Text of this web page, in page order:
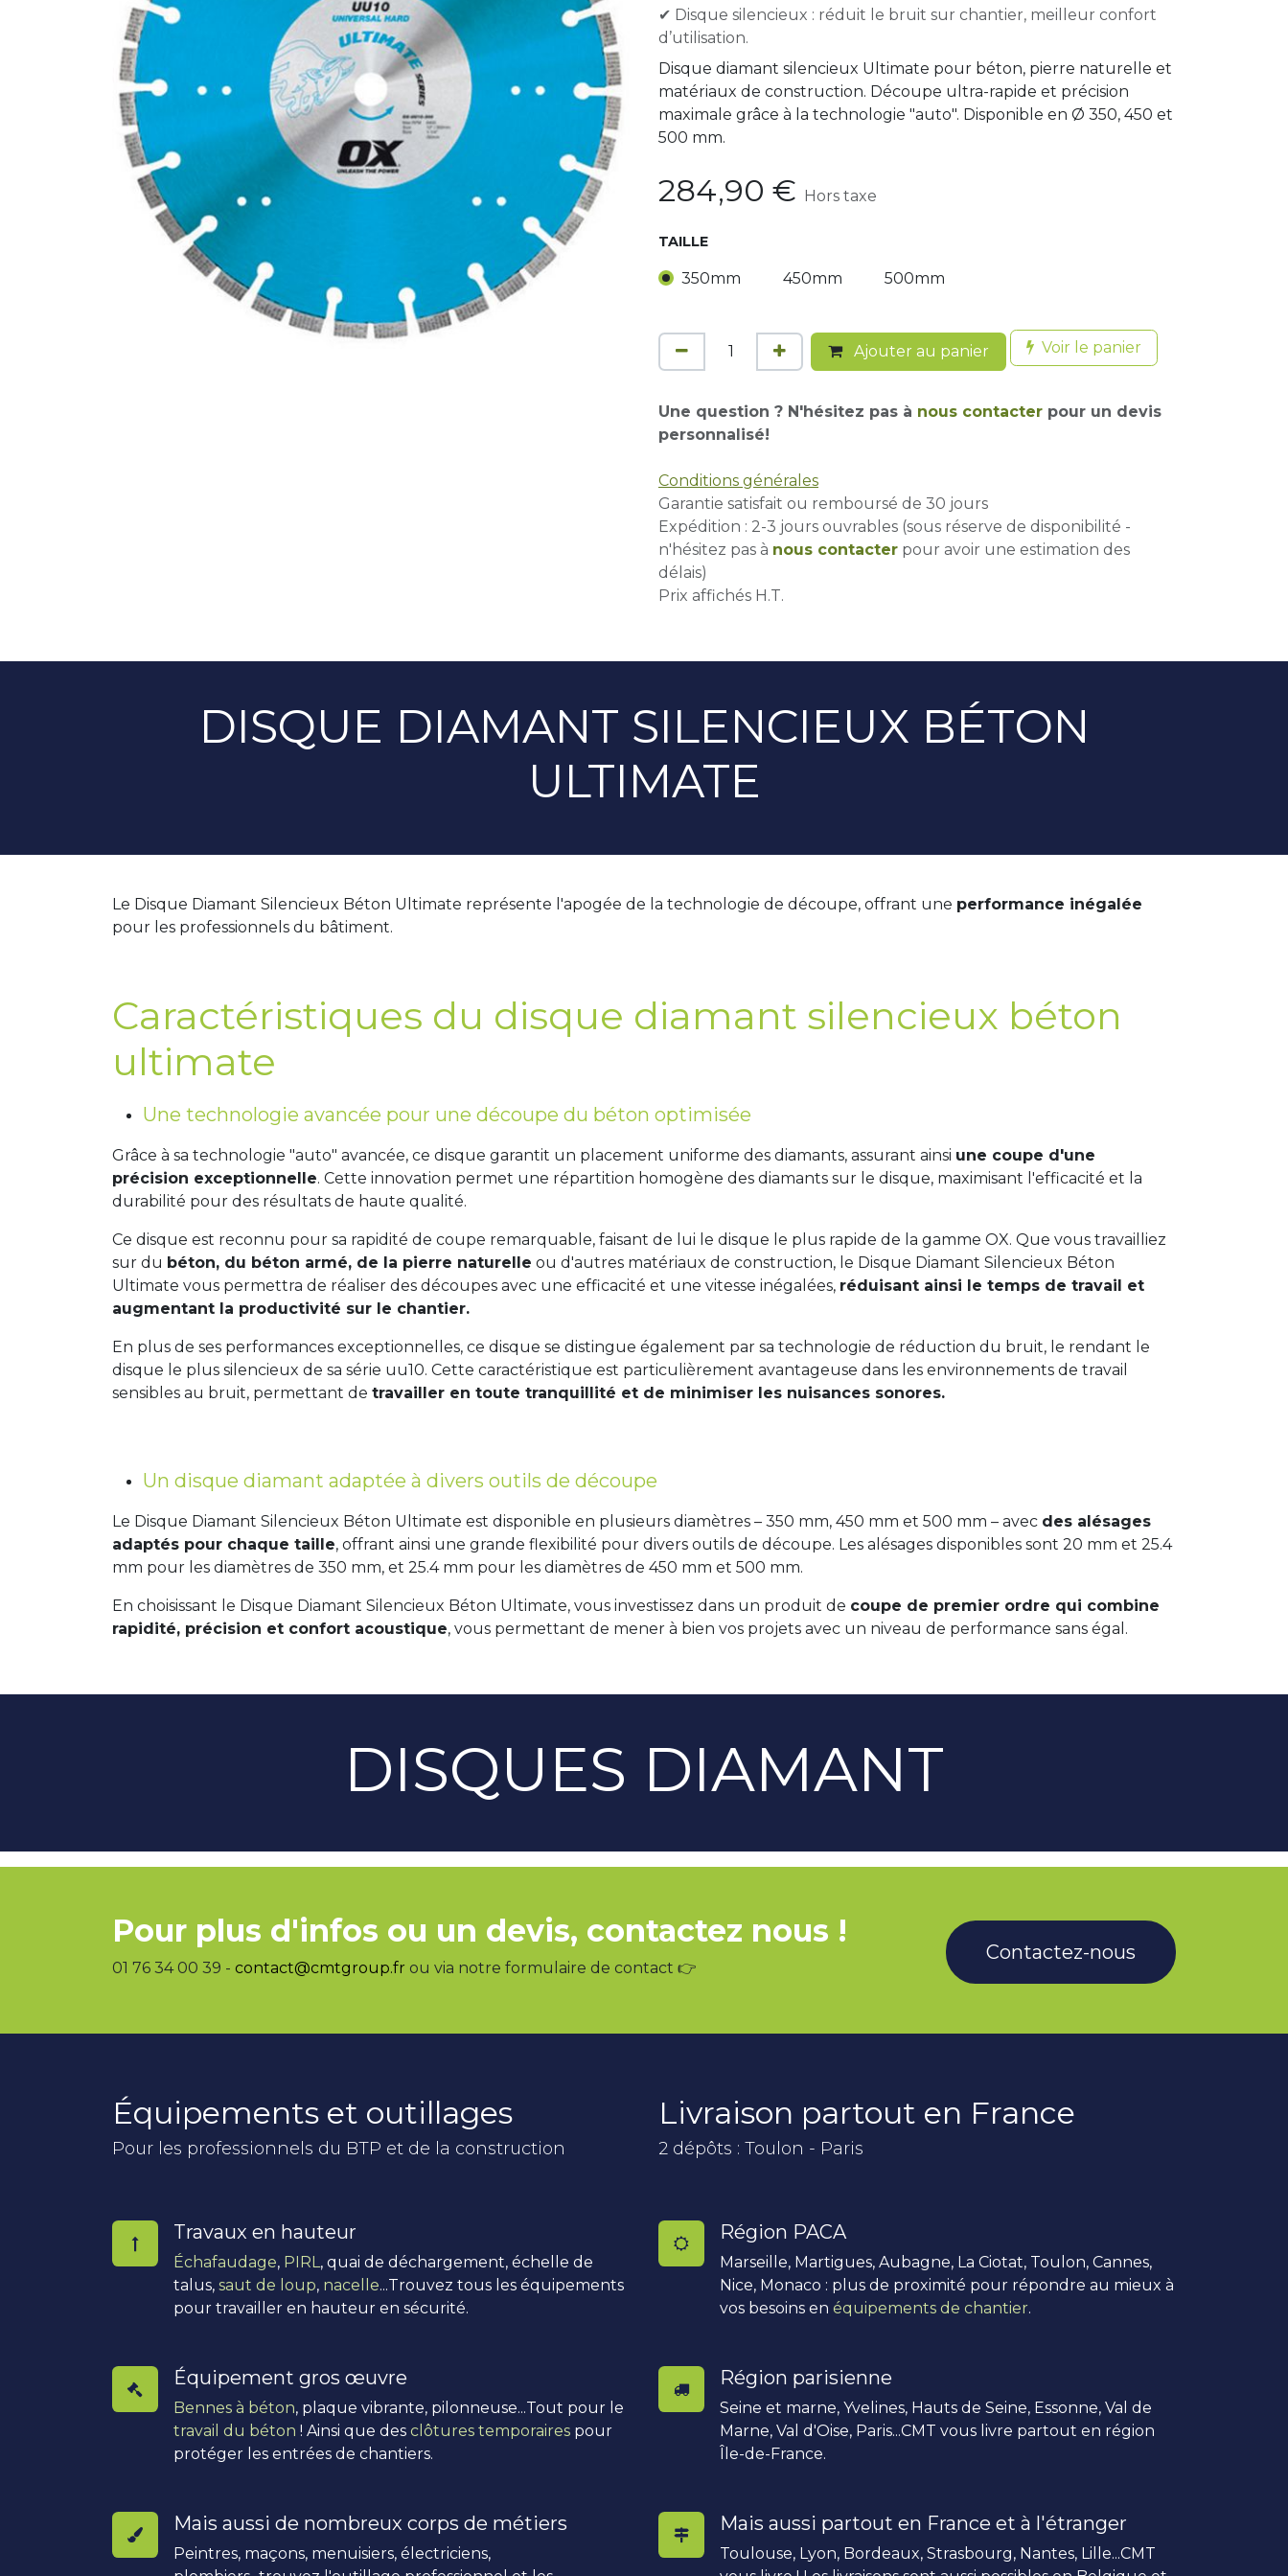
✔ Disque silencieux : réduit le bruit sur chantier, meilleur confort
d’utilisation.
Disque diamant silencieux Ultimate pour béton, pierre naturelle et
matériaux de construction. Découpe ultra-rapide et précision
maximale grâce à la technologie "auto". Disponible en Ø 350, 450 et
500 mm.
284,90 € Hors taxe
TAILLE
350mm 450mm 500mm
Ajouter au panier Voir le panier
Une question ? N'hésitez pas à nous contacter pour un devis
personnalisé!
Conditions générales
Garantie satisfait ou remboursé de 30 jours
Expédition : 2-3 jours ouvrables (sous réserve de disponibilité -
n'hésitez pas à nous contacter pour avoir une estimation des
délais)
Prix affichés H.T.
DISQUE DIAMANT SILENCIEUX BÉTON
ULTIMATE
Le Disque Diamant Silencieux Béton Ultimate représente l'apogée de la technologie de découpe, offrant une performance inégalée
pour les professionnels du bâtiment.
Caractéristiques du disque diamant silencieux béton
ultimate
Une technologie avancée pour une découpe du béton optimisée
Grâce à sa technologie "auto" avancée, ce disque garantit un placement uniforme des diamants, assurant ainsi une coupe d'une
précision exceptionnelle. Cette innovation permet une répartition homogène des diamants sur le disque, maximisant l'efficacité et la
durabilité pour des résultats de haute qualité.
Ce disque est reconnu pour sa rapidité de coupe remarquable, faisant de lui le disque le plus rapide de la gamme OX. Que vous travailliez
sur du béton, du béton armé, de la pierre naturelle ou d'autres matériaux de construction, le Disque Diamant Silencieux Béton
Ultimate vous permettra de réaliser des découpes avec une efficacité et une vitesse inégalées, réduisant ainsi le temps de travail et
augmentant la productivité sur le chantier.
En plus de ses performances exceptionnelles, ce disque se distingue également par sa technologie de réduction du bruit, le rendant le
disque le plus silencieux de sa série uu10. Cette caractéristique est particulièrement avantageuse dans les environnements de travail
sensibles au bruit, permettant de travailler en toute tranquillité et de minimiser les nuisances sonores.
Un disque diamant adaptée à divers outils de découpe
Le Disque Diamant Silencieux Béton Ultimate est disponible en plusieurs diamètres – 350 mm, 450 mm et 500 mm – avec des alésages
adaptés pour chaque taille, offrant ainsi une grande flexibilité pour divers outils de découpe. Les alésages disponibles sont 20 mm et 25.4
mm pour les diamètres de 350 mm, et 25.4 mm pour les diamètres de 450 mm et 500 mm.
En choisissant le Disque Diamant Silencieux Béton Ultimate, vous investissez dans un produit de coupe de premier ordre qui combine
rapidité, précision et confort acoustique, vous permettant de mener à bien vos projets avec un niveau de performance sans égal.
DISQUES DIAMANT
Pour plus d'infos ou un devis, contactez nous !
01 76 34 00 39 - contact@cmtgroup.fr ou via notre formulaire de contact 👉
Contactez-nous
Équipements et outillages
Pour les professionnels du BTP et de la construction
Travaux en hauteur
Échafaudage, PIRL , quai de déchargement, échelle de
talus, saut de loup, nacelle...Trouvez tous les équipements
pour travailler en hauteur en sécurité.
Équipement gros œuvre
Bennes à béton, plaque vibrante, pilonneuse...Tout pour le
travail du béton ! Ainsi que des clôtures temporaires pour
protéger les entrées de chantiers.
Mais aussi de nombreux corps de métiers
Peintres, maçons, menuisiers, électriciens,
Livraison partout en France
2 dépôts : Toulon - Paris
Région PACA
Marseille, Martigues, Aubagne, La Ciotat, Toulon, Cannes,
Nice, Monaco : plus de proximité pour répondre au mieux à
vos besoins en équipements de chantier.
Région parisienne
Seine et marne, Yvelines, Hauts de Seine, Essonne, Val de
Marne, Val d'Oise, Paris...CMT vous livre partout en région
Île-de-France.
Mais aussi partout en France et à l'étranger
Toulouse, Lyon, Bordeaux, Strasbourg, Nantes, Lille...CMT